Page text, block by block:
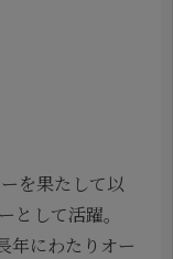
を果たして以
として活躍。
年にわたりオー